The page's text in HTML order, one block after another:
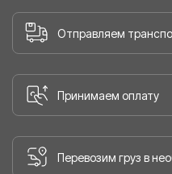
Отправляем
Принимаем оплату
Перевозим груз в